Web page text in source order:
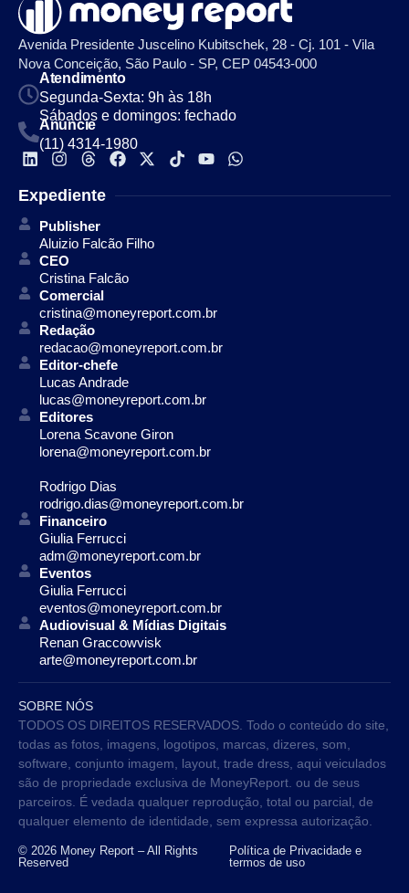
Avenida Presidente Juscelino Kubitschek, 28 - Cj. 101 - Vila
Nova Conceição, São Paulo - SP, CEP 04543-000
Atendimento
Segunda-Sexta: 9h às 18h
Sábados e domingos: fechado
Anuncie
(11) 4314-1980
Expediente
Publisher
Aluizio Falcão Filho
CEO
Cristina Falcão
Comercial
cristina@moneyreport.com.br
Redação
redacao@moneyreport.com.br
Editor-chefe
Lucas Andrade
lucas@moneyreport.com.br
Editores
Lorena Scavone Giron
lorena@moneyreport.com.br
Rodrigo Dias
rodrigo.dias@moneyreport.com.br
Financeiro
Giulia Ferrucci
adm@moneyreport.com.br
Eventos
Giulia Ferrucci
eventos@moneyreport.com.br
Audiovisual & Mídias Digitais
Renan Graccowvisk
arte@moneyreport.com.br
SOBRE NÓS
TODOS OS DIREITOS RESERVADOS. Todo o conteúdo do site,
todas as fotos, imagens, logotipos, marcas, dizeres, som,
software, conjunto imagem, layout, trade dress, aqui veiculados
são de propriedade exclusiva de MoneyReport. ou de seus
parceiros. É vedada qualquer reprodução, total ou parcial, de
qualquer elemento de identidade, sem expressa autorização.
© 2026 Money Report – All Rights
Reserved
Política de Privacidade e
termos de uso